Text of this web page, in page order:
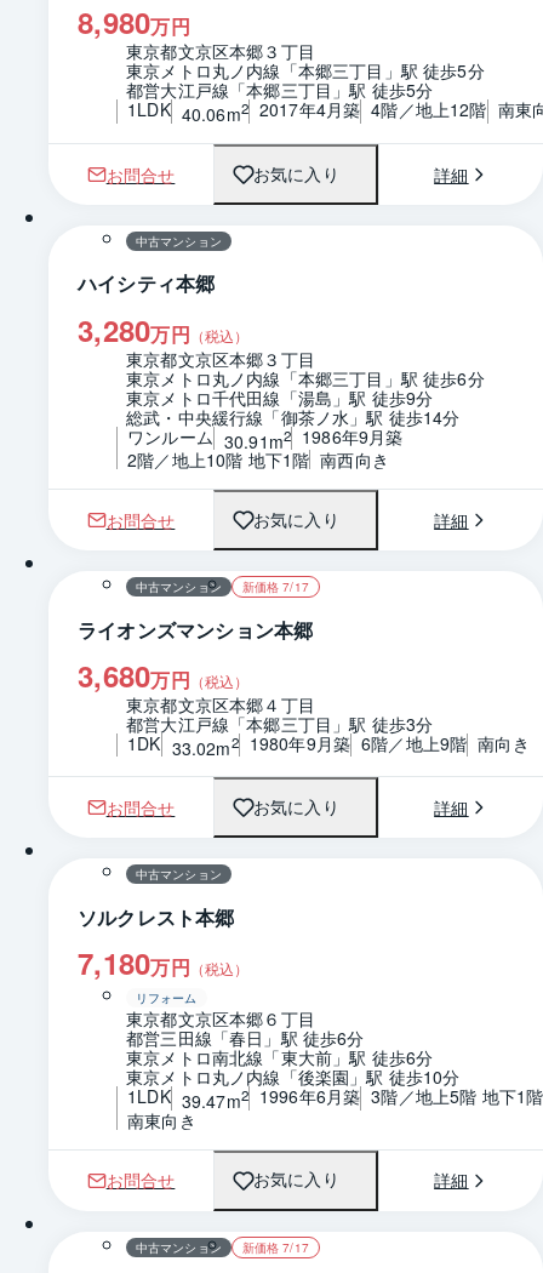
8,980万円
東京都文京区本郷３丁目
東京メトロ丸ノ内線「本郷三丁目」駅 徒歩5分
都営大江戸線「本郷三丁目」駅 徒歩5分
1LDK 40.06m2 2017年4月築 4階／地上12階 南東
お問合せ お気に入り 詳細
1 / 0 間取り
中古マンション
ハイシティ本郷
3,280万円 （税込）
東京都文京区本郷３丁目
東京メトロ丸ノ内線「本郷三丁目」駅 徒歩6分
東京メトロ千代田線「湯島」駅 徒歩9分
総武・中央緩行線「御茶ノ水」駅 徒歩14分
ワンルーム 30.91m2
1986年9月築
2階／地上10階 地下1階 南西向き
お問合せ お気に入り 詳細
1 / 0 間取り
中古マンション 新価格 7/17
ライオンズマンション本郷
3,680万円 （税込）
東京都文京区本郷４丁目
都営大江戸線「本郷三丁目」駅 徒歩3分
1DK 33.02m2 1980年9月築 6階／地上9階 南向き
お問合せ お気に入り 詳細
1 / 0 間取り
中古マンション
ソルクレスト本郷
7,180万円 （税込）
リフォーム
東京都文京区本郷６丁目
都営三田線「春日」駅 徒歩6分
東京メトロ南北線「東大前」駅 徒歩6分
東京メトロ丸ノ内線「後楽園」駅 徒歩10分
1LDK 39.47m2 1996年6月築 3階／地上5階 地下1階
南東向き
お問合せ お気に入り 詳細
1 / 0 間取り
中古マンション 新価格 7/17